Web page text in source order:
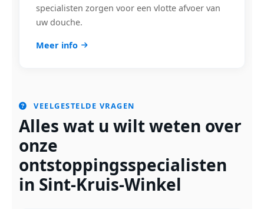
specialisten zorgen voor een vlotte afvoer van
uw douche.
Meer info
VEELGESTELDE VRAGEN
Alles wat u wilt weten over
onze
ontstoppingsspecialisten
in Sint-Kruis-Winkel